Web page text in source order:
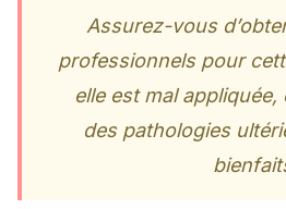
Assurez-vous
professionnels pour
elle est mal
des pathologies